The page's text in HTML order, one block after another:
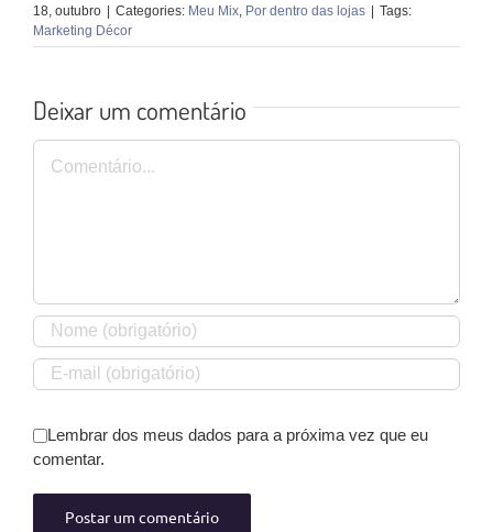
18, outubro | Categories: Meu Mix Por dentro das lojas | Tags:
Marketing Décor
Deixar um comentário
Comentário
Lembrar dos meus dados para a próxima vez que eu
comentar.